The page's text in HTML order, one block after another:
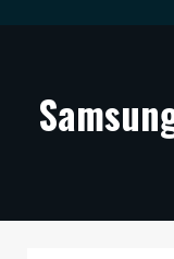
ARTIKKELIT
TECHBBS